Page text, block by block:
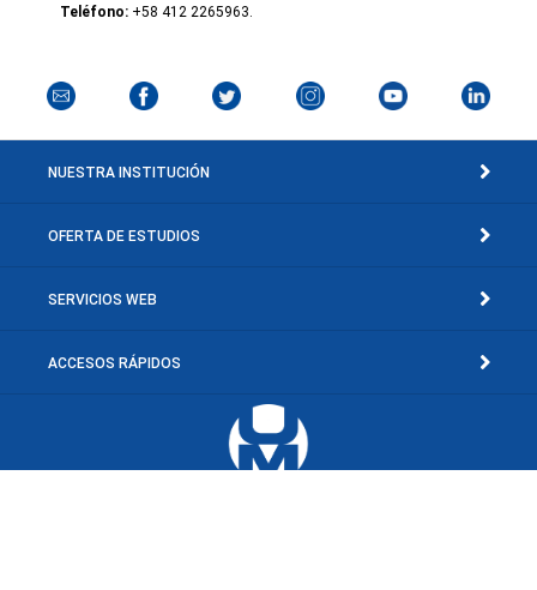
Teléfono: +58 412 2265963.
NUESTRA INSTITUCIÓN
OFERTA DE ESTUDIOS
SERVICIOS WEB
ACCESOS RÁPIDOS